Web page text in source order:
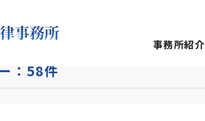
事務所紹介
：58件